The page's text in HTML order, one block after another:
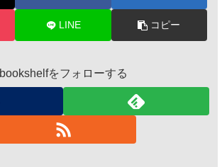
LINE コピー
bookshelfをフォローする